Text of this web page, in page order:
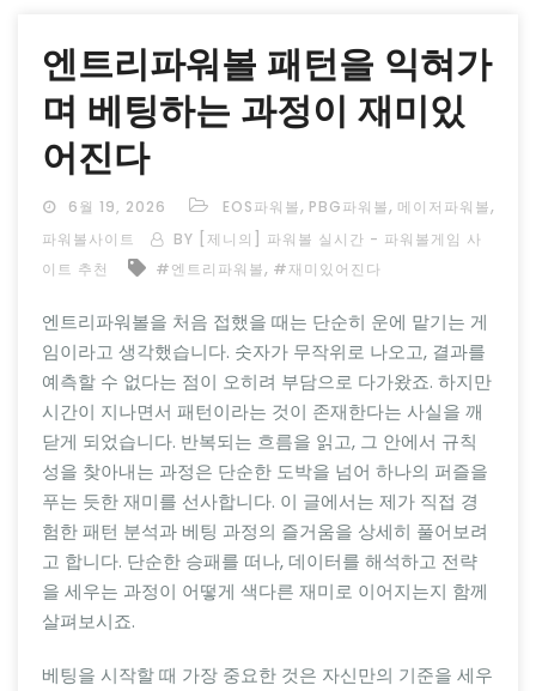
엔트리파워볼 패턴을 익혀가
며 베팅하는 과정이 재미있
어진다
6월 19, 2026 EOS파워볼, PBG파워볼, 메이저파워볼,
파워볼사이트
BY [제니의] 파워볼 실시간 - 파워볼게임 사
이트 추천
#엔트리파워볼, #재미있어진다
엔트리파워볼을 처음 접했을 때는 단순히 운에 맡기는 게
임이라고 생각했습니다. 숫자가 무작위로 나오고, 결과를
예측할 수 없다는 점이 오히려 부담으로 다가왔죠. 하지만
시간이 지나면서 패턴이라는 것이 존재한다는 사실을 깨
닫게 되었습니다. 반복되는 흐름을 읽고, 그 안에서 규칙
성을 찾아내는 과정은 단순한 도박을 넘어 하나의 퍼즐을
푸는 듯한 재미를 선사합니다. 이 글에서는 제가 직접 경
험한 패턴 분석과 베팅 과정의 즐거움을 상세히 풀어보려
고 합니다. 단순한 승패를 떠나, 데이터를 해석하고 전략
을 세우는 과정이 어떻게 색다른 재미로 이어지는지 함께
살펴보시죠.
베팅을 시작할 때 가장 중요한 것은 자신만의 기준을 세우